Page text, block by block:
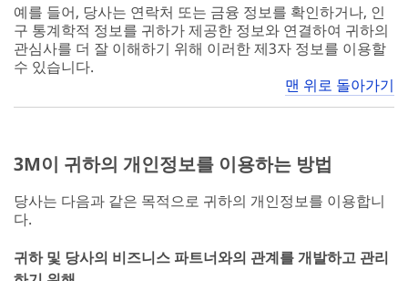
예를 들어, 당사는 연락처 또는 금융 정보를 확인하거나, 인
구 통계학적 정보를 귀하가 제공한 정보와 연결하여 귀하의
관심사를 더 잘 이해하기 위해 이러한 제3자 정보를 이용할
수 있습니다.
맨 위로 돌아가기
3M이 귀하의 개인정보를 이용하는 방법
당사는 다음과 같은 목적으로 귀하의 개인정보를 이용합니
다.
귀하 및 당사의 비즈니스 파트너와의 관계를 개발하고 관리